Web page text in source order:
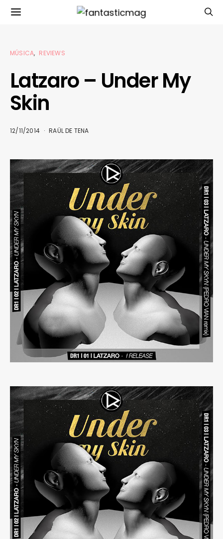
MÚSICA REVIEWS
Latzaro – Under My
Skin
12/11/2014 RAÜL DE TENA